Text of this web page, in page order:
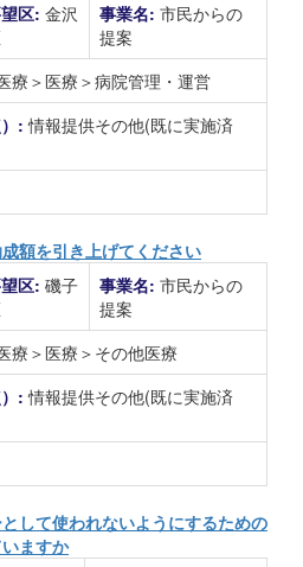
区: 金沢
事業名: 市民からの
提案
療＞医療＞病院管理・運営
）:情報提供その他(既に実施済
額を引き上げてください
区: 磯子
事業名: 市民からの
提案
療＞医療＞その他医療
）:情報提供その他(既に実施済
して使われないようにするための
ますか